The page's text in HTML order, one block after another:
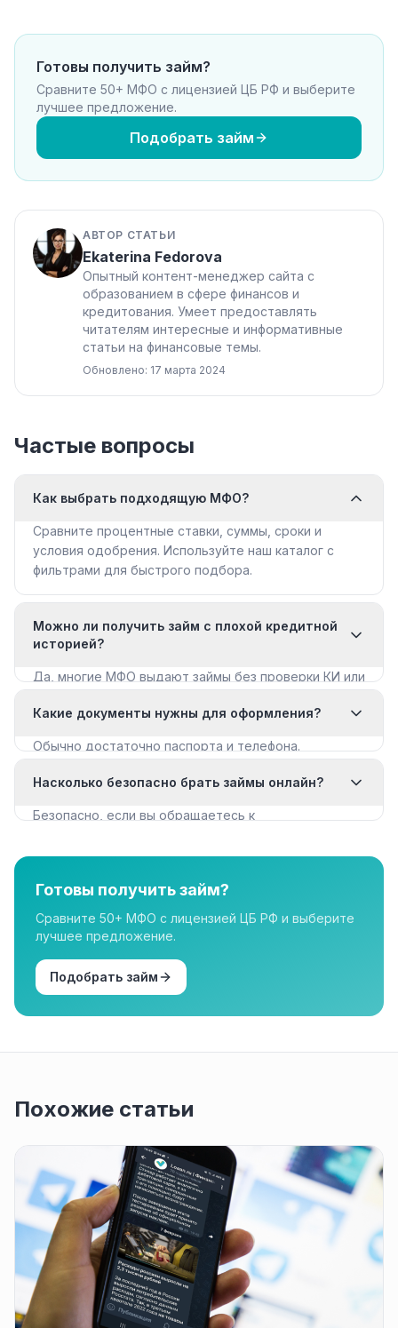
Готовы получить займ?
Сравните 50+ МФО с лицензией ЦБ РФ и выберите
лучшее предложение.
Подобрать займ
АВТОР СТАТЬИ
Ekaterina Fedorova
Опытный контент-менеджер сайта с
образованием в сфере финансов и
кредитования. Умеет предоставлять
читателям интересные и информативные
статьи на финансовые темы.
Обновлено: 17 марта 2024
Частые вопросы
Как выбрать подходящую МФО?
Сравните процентные ставки, суммы, сроки и
условия одобрения. Используйте наш каталог с
фильтрами для быстрого подбора.
Можно ли получить займ с плохой кредитной
историей?
Да, многие МФО выдают займы без проверки КИ или
с плохой КИ».
Какие документы нужны для оформления?
Обычно достаточно паспорта и телефона.
документы для крупных сумм.
Насколько безопасно брать займы онлайн?
Безопасно, если вы обращаетесь к
организации в нашем каталоге имеют лицензию.
Готовы получить займ?
Сравните 50+ МФО с лицензией ЦБ РФ и выберите
лучшее предложение.
Подобрать займ
Похожие статьи